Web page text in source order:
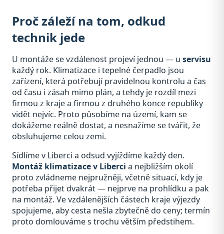
Proč záleží na tom, odkud
technik jede
U montáže se vzdálenost projeví jednou — u servisu
každý rok. Klimatizace i tepelné čerpadlo jsou
zařízení, která potřebují pravidelnou kontrolu a čas
od času i zásah mimo plán, a tehdy je rozdíl mezi
firmou z kraje a firmou z druhého konce republiky
vidět nejvíc. Proto působíme na území, kam se
dokážeme reálně dostat, a nesnažíme se tvářit, že
obsluhujeme celou zemi.
Sídlíme v Liberci a odsud vyjíždíme každý den.
Montáž klimatizace v Liberci a nejbližším okolí
proto zvládneme nejpružněji, včetně situací, kdy je
potřeba přijet dvakrát — nejprve na prohlídku a pak
na montáž. Ve vzdálenějších částech kraje výjezdy
spojujeme, aby cesta nešla zbytečně do ceny; termín
proto domlouváme s trochu větším předstihem.